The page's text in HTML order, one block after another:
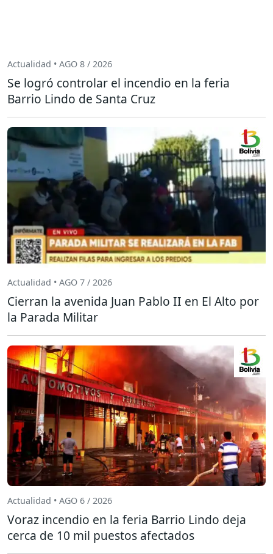
Actualidad • AGO 8 / 2026
Se logró controlar el incendio en la feria
Barrio Lindo de Santa Cruz
Actualidad • AGO 7 / 2026
Cierran la avenida Juan Pablo II en El Alto por
la Parada Militar
Actualidad • AGO 6 / 2026
Voraz incendio en la feria Barrio Lindo deja
cerca de 10 mil puestos afectados